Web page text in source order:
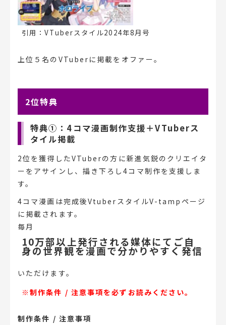
引用：VTuberスタイル2024年8月号
上位５名のVTuberに掲載をオファー。
2位特典
特典①：4コマ漫画制作支援＋VTuberス
タイル掲載
2位を獲得したVTuberの方に新進気鋭のクリエイタ
ーをアサインし、描き下ろし4コマ制作を支援しま
す。
4コマ漫画は完成後VtuberスタイルV-tampページ
に掲載されます。
毎月
10万部以上発行される媒体にてご自
身の世界観を漫画で分かりやすく発信
いただけます。
※制作条件 / 注意事項を必ずお読みください。
制作条件 / 注意事項